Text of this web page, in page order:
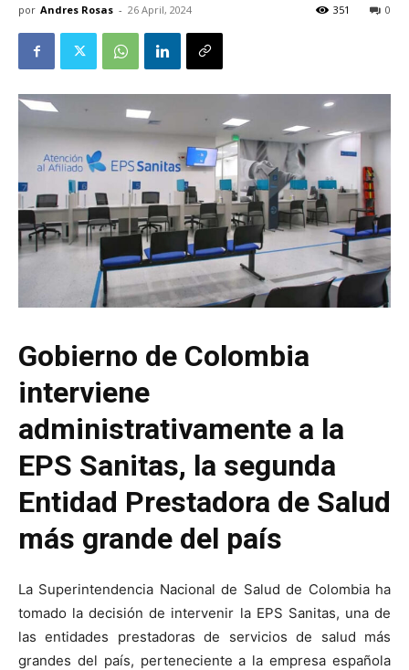
por Andres Rosas - 26 April, 2024 0
351
Gobierno de Colombia
interviene
administrativamente a la
EPS Sanitas, la segunda
Entidad Prestadora de Salud
más grande del país
La Superintendencia Nacional de Salud de Colombia ha
tomado la decisión de intervenir la EPS Sanitas, una de
las entidades prestadoras de servicios de salud más
grandes del país, perteneciente a la empresa española